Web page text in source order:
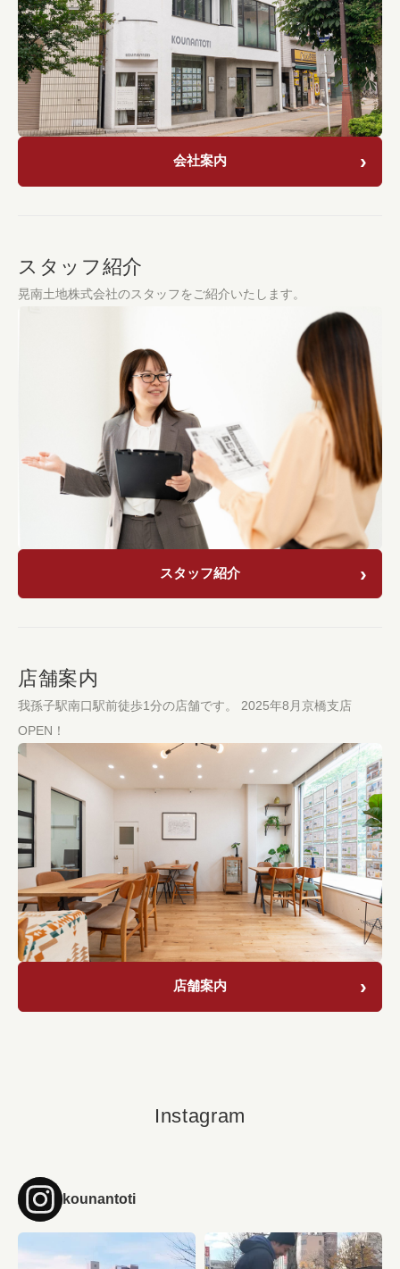
会社案内
スタッフ紹介
晃南土地株式会社のスタッフをご紹介いたします。
スタッフ紹介
店舗案内
我孫子駅南口駅前徒歩1分の店舗です。 2025年8月京橋支店
OPEN！
店舗案内
Instagram
kounantoti